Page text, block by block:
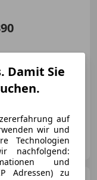
Damit Sie
auf
wir und
Technologien
nachfolgend:
und
Adressen) zu